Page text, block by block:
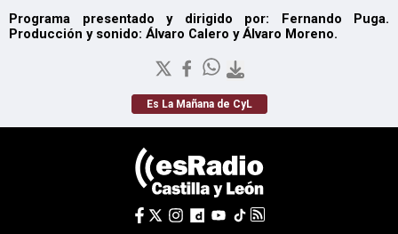
Programa presentado y dirigido por: Fernando Puga.
Producción y sonido: Álvaro Calero y Álvaro Moreno.
Es La Mañana de CyL